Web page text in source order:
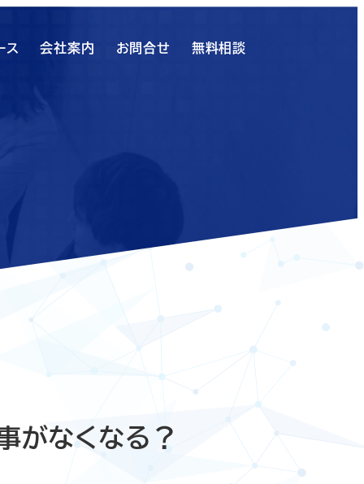
ス 会社案内 お問合せ 無料相談
がなくなる？